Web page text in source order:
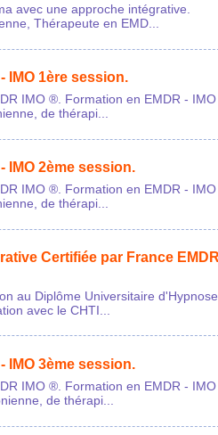
avec une approche intégrative.
Thérapeute en EMD...
IMO 1ère session.
IMO ®. Formation en EMDR - IMO
de thérapi...
IMO 2ème session.
IMO ®. Formation en EMDR - IMO
de thérapi...
Certifiée par France
au Diplôme Universitaire d'Hypnose
avec le CHTI...
IMO 3ème session.
IMO ®. Formation en EMDR - IMO
de thérapi...